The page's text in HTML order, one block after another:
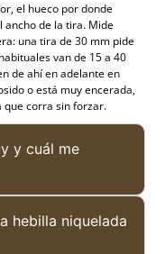
el hueco por donde
ancho de la tira. Mide
una tira de 30 mm pide
van de 15 a 40
de ahí en adelante en
o está muy encerada,
que corra sin forzar.
y cuál me
hebilla niquelada